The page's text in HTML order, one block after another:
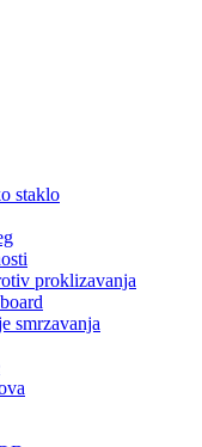
staklo
proklizavanja
smrzavanja